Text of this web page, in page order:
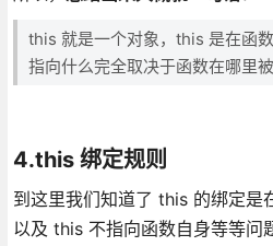
this 就是一个对象，this 是在函
指向什么完全取决于函数在哪里被
4.this 绑定规则
到这里我们知道了 this 的绑定是
以及 this 不指向函数自身等等问